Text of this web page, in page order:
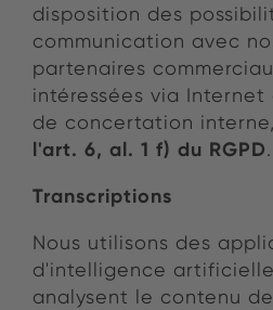
disposition des
communication avec
partenaires
intéressées via Internet
de concertation
l'art. 6, al. 1 f) du RGPD.
Transcriptions
Nous utilisons des
d'intelligence
analysent le contenu